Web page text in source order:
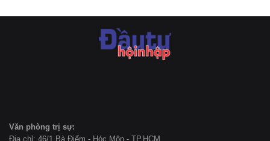
Văn phòng trị sự:
Địa chỉ: 46/1 Bà Điểm - Hóc Môn - TP.HCM